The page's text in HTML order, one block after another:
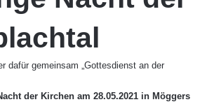
dafür gemeinsam „Gottesdienst an der
der Kirchen am 28.05.2021 in Möggers